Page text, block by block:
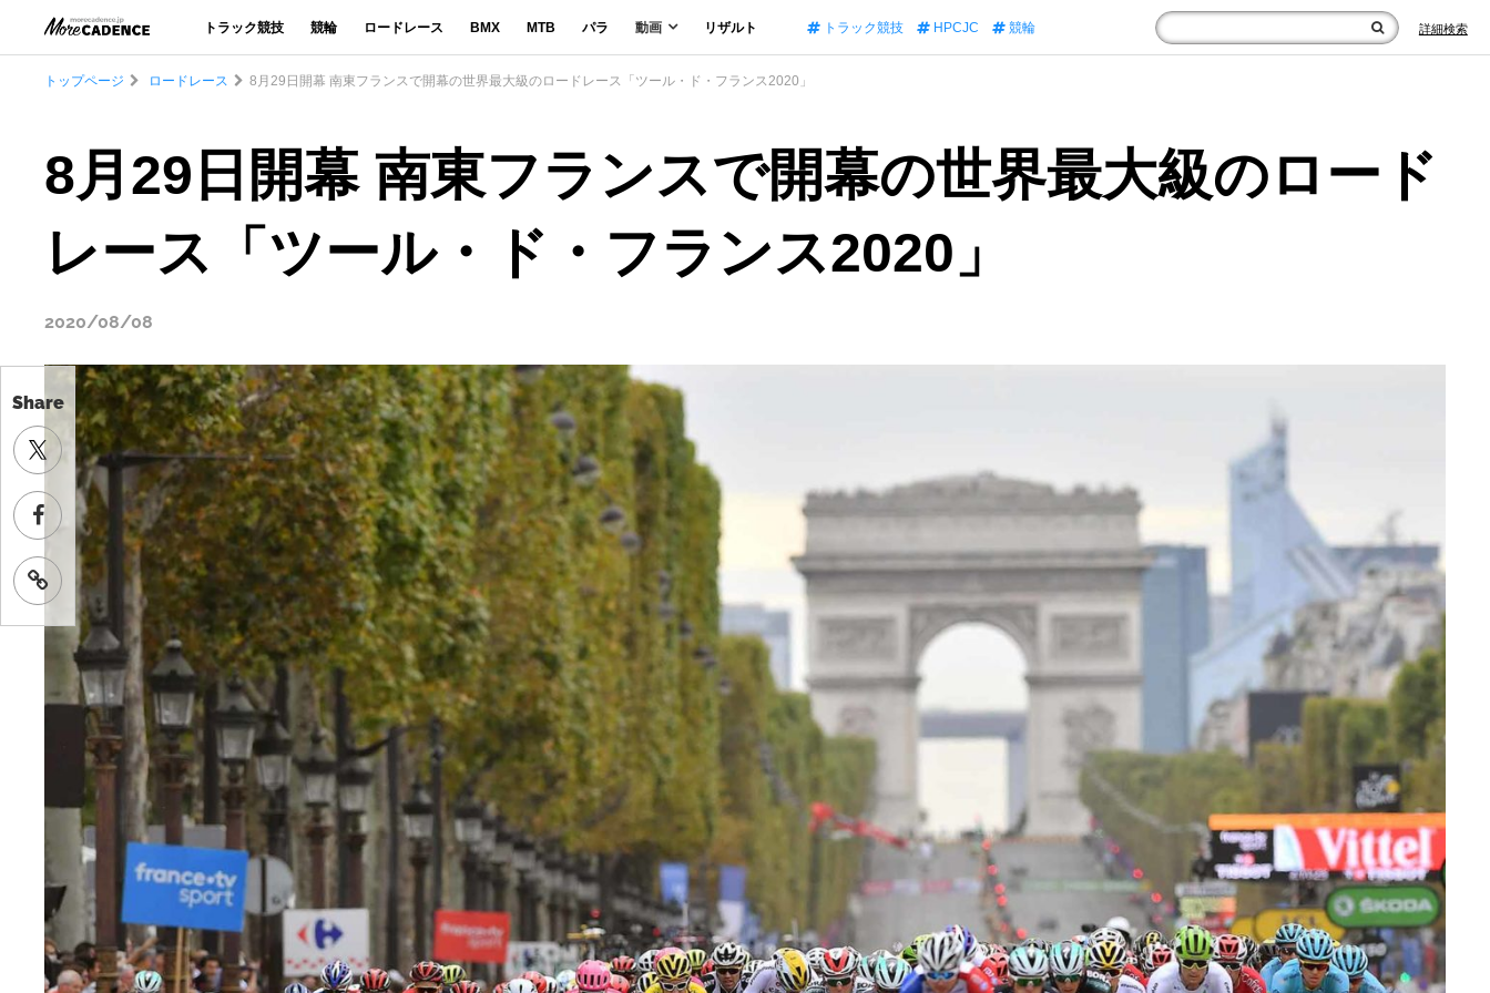
トラック競技 競輪 ロードレース BMX MTB パラ 動画 リザルト トラック競技 HPCJC 競輪 詳細検索
Share
トップページ ロードレース 8月29日開幕 南東フランスで開幕の世界最大級のロードレース「ツール・ド・フランス2020」
8月29日開幕 南東フランスで開幕の世界最大級のロード
レース「ツール・ド・フランス2020」
2020/08/08